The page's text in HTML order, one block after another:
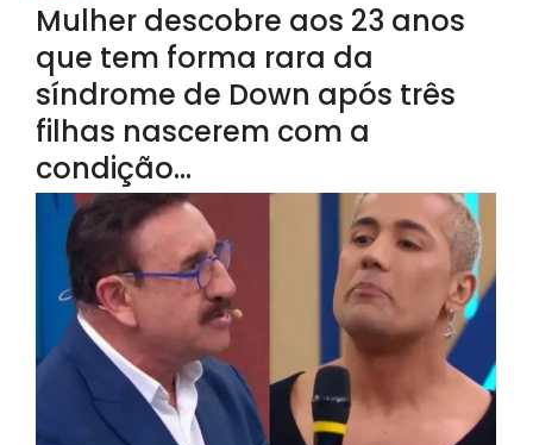
Mulher descobre aos 23 anos
que tem forma rara da
síndrome de Down após três
filhas nascerem com a
condição…